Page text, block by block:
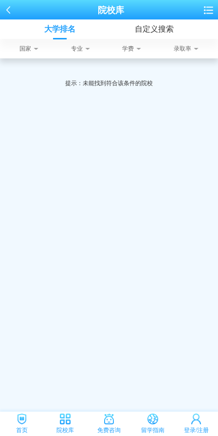
院校库
大学排名 自定义搜索
国家 专业 学费 录取率
提示：未能找到符合该条件的院校
首页 院校库 免费咨询 留学指南 登录/注册